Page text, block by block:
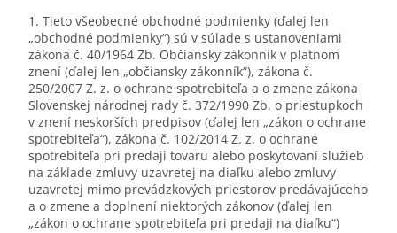
1. Tieto všeobecné obchodné podmienky (ďalej len
„obchodné podmienky“) sú v súlade s ustanoveniami
zákona č. 40/1964 Zb. Občiansky zákonník v platnom
znení (ďalej len „občiansky zákonník“), zákona č.
250/2007 Z. z. o ochrane spotrebiteľa a o zmene zákona
Slovenskej národnej rady č. 372/1990 Zb. o priestupkoch
v znení neskorších predpisov (ďalej len „zákon o ochrane
spotrebiteľa“), zákona č. 102/2014 Z. z. o ochrane
spotrebiteľa pri predaji tovaru alebo poskytovaní služieb
na základe zmluvy uzavretej na diaľku alebo zmluvy
uzavretej mimo prevádzkových priestorov predávajúceho
a o zmene a doplnení niektorých zákonov (ďalej len
„zákon o ochrane spotrebiteľa pri predaji na diaľku“)